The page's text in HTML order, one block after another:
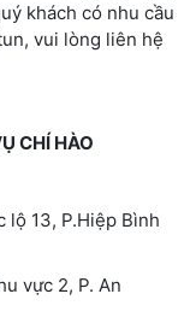
khách có nhu cầu
vui lòng liên hệ
CHÍ HÀO
lộ 13, P.Hiệp Bình
vực 2, P. An